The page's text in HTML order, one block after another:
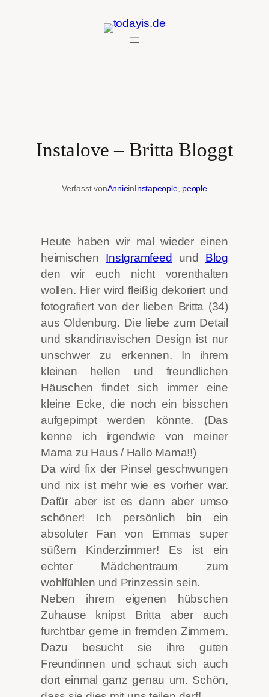
Instalove – Britta Bloggt
Verfasst vonAnnieinInstapeople, people
Heute haben wir mal wieder einen
heimischen Instgramfeed und Blog
den wir euch nicht vorenthalten
wollen. Hier wird fleißig dekoriert und
fotografiert von der lieben Britta (34)
aus Oldenburg. Die liebe zum Detail
und skandinavischen Design ist nur
unschwer zu erkennen. In ihrem
kleinen hellen und freundlichen
Häuschen findet sich immer eine
kleine Ecke, die noch ein bisschen
aufgepimpt werden könnte. (Das
kenne ich irgendwie von meiner
Mama zu Haus / Hallo Mama!!)
Da wird fix der Pinsel geschwungen
und nix ist mehr wie es vorher war.
Dafür aber ist es dann aber umso
schöner! Ich persönlich bin ein
absoluter Fan von Emmas super
süßem Kinderzimmer! Es ist ein
echter Mädchentraum zum
wohlfühlen und Prinzessin sein.
Neben ihrem eigenen hübschen
Zuhause knipst Britta aber auch
furchtbar gerne in fremden Zimmern.
Dazu besucht sie ihre guten
Freundinnen und schaut sich auch
dort einmal ganz genau um. Schön,